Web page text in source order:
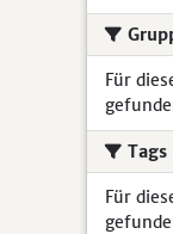
Für
Tags
Für